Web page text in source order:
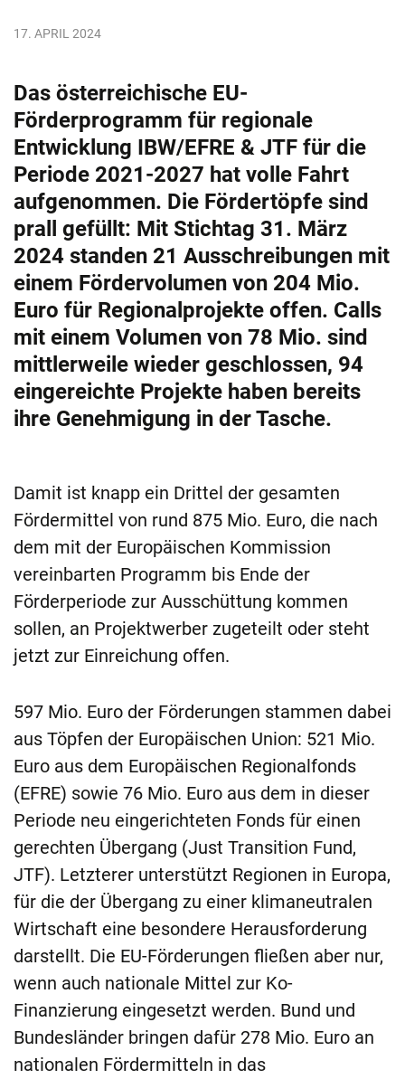
17. APRIL 2024
Das österreichische EU-
Förderprogramm für regionale
Entwicklung IBW/EFRE & JTF für die
Periode 2021-2027 hat volle Fahrt
aufgenommen. Die Fördertöpfe sind
prall gefüllt: Mit Stichtag 31. März
2024 standen 21 Ausschreibungen mit
einem Fördervolumen von 204 Mio.
Euro für Regionalprojekte offen. Calls
mit einem Volumen von 78 Mio. sind
mittlerweile wieder geschlossen, 94
eingereichte Projekte haben bereits
ihre Genehmigung in der Tasche.
Damit ist knapp ein Drittel der gesamten
Fördermittel von rund 875 Mio. Euro, die nach
dem mit der Europäischen Kommission
vereinbarten Programm bis Ende der
Förderperiode zur Ausschüttung kommen
sollen, an Projektwerber zugeteilt oder steht
jetzt zur Einreichung offen.
597 Mio. Euro der Förderungen stammen dabei
aus Töpfen der Europäischen Union: 521 Mio.
Euro aus dem Europäischen Regionalfonds
(EFRE) sowie 76 Mio. Euro aus dem in dieser
Periode neu eingerichteten Fonds für einen
gerechten Übergang (Just Transition Fund,
JTF). Letzterer unterstützt Regionen in Europa,
für die der Übergang zu einer klimaneutralen
Wirtschaft eine besondere Herausforderung
darstellt. Die EU-Förderungen fließen aber nur,
wenn auch nationale Mittel zur Ko-
Finanzierung eingesetzt werden. Bund und
Bundesländer bringen dafür 278 Mio. Euro an
nationalen Fördermitteln in das